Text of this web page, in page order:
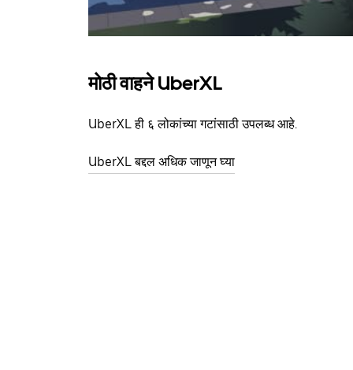
मोठी वाहने UberXL
UberXL ही ६ लोकांच्या गटांसाठी उपलब्ध आहे.
UberXL बद्दल अधिक जाणून घ्या